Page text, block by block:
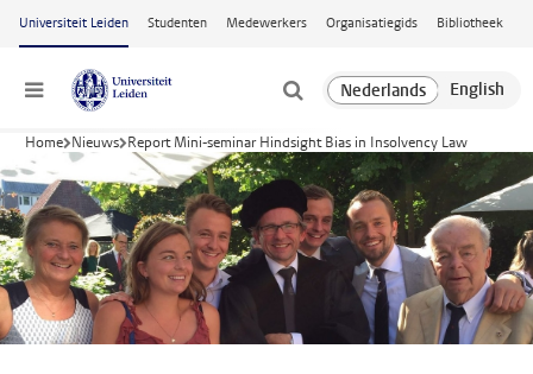
Ga naar hoofdinhoud
Universiteit Leiden Studenten Medewerkers Organisatiegids Bibliotheek
Menu
Home Nieuws Report Mini-seminar Hindsight Bias in Insolvency Law